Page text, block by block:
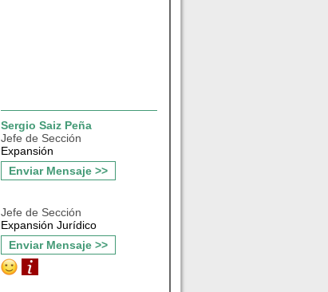
Sergio Saiz Peña
Jefe de Sección
Expansión
Enviar Mensaje >>
Jefe de Sección
Expansión Jurídico
Enviar Mensaje >>